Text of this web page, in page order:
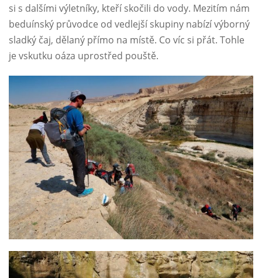
si s dalšími výletníky, kteří skočili do vody. Mezitím nám
beduínský průvodce od vedlejší skupiny nabízí výborný
sladký čaj, dělaný přímo na místě. Co víc si přát. Tohle
je vskutku oáza uprostřed pouště.